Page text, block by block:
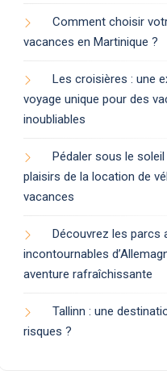
Comment choisir
vacances en Martinique ?
Les croisières : une
voyage unique pour des
inoubliables
Pédaler sous le
plaisirs de la location de
vacances
Découvrez les parcs
incontournables
aventure rafraîchissante
Tallinn : une
risques ?